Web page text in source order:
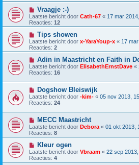
Vraagje :-)
Laatste bericht door Cath-67 « 17 mar
Reacties: 12
Tips showen
Laatste bericht door x-YaraYoup-x « 17
Reacties: 2
Adin in Maastricht en Faith in
Laatste bericht door ElisabethErnstDave «
Reacties: 16
Dogshow Bleiswijk
Laatste bericht door -kim- « 05 nov 2013,
Reacties: 24
MECC Maastricht
Laatste bericht door Debora « 01 okt 2013,
Reacties: 8
Kleur ogen
Laatste bericht door Vbraam « 22 sep
Reacties: 4